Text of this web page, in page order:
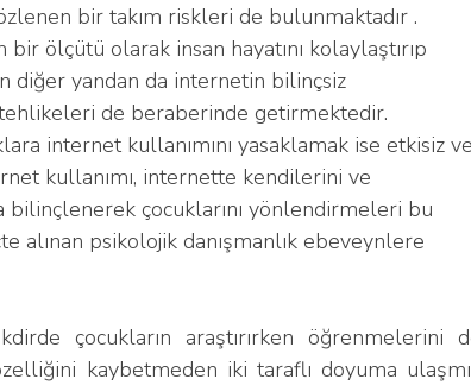
bir takım riskleri de bulunmaktadır .
ölçütü olarak insan hayatını kolaylaştırıp
diğer yandan da internetin bilinçsiz
tehlikeleri de beraberinde getirmektedir.
internet kullanımını yasaklamak ise etkisiz ve
kullanımı, internette kendilerini ve
çocuklarını yönlendirmeleri bu
alınan psikolojik danışmanlık ebeveynlere
kaybetmeden iki taraflı doyuma